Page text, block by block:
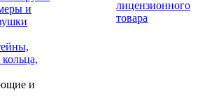
и
лицензионного
товара